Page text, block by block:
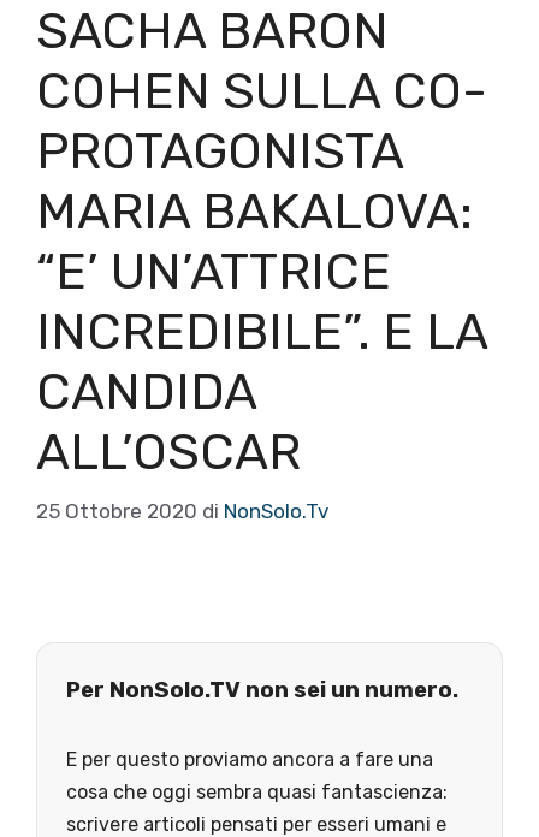
SACHA BARON
COHEN SULLA CO-
PROTAGONISTA
MARIA BAKALOVA:
“E’ UN’ATTRICE
INCREDIBILE”. E LA
CANDIDA
ALL’OSCAR
25 Ottobre 2020 di NonSolo.Tv
Per NonSolo.TV non sei un numero.
E per questo proviamo ancora a fare una
cosa che oggi sembra quasi fantascienza:
scrivere articoli pensati per esseri umani e